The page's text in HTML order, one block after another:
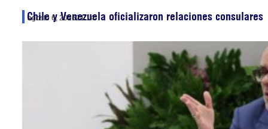
Chile y Venezuela oficializaron relaciones consulares
agosto 6, 202621:14